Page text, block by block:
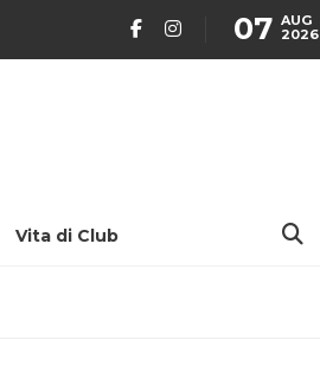
07 AUG
2026
Vita di Club